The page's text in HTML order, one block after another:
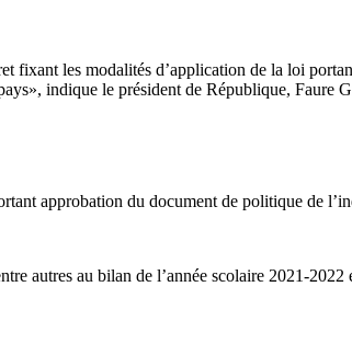
fixant les modalités d’application de la loi
indique le président de République, Faure
approbation du document de politique de
autres au bilan de l’année scolaire 2021-